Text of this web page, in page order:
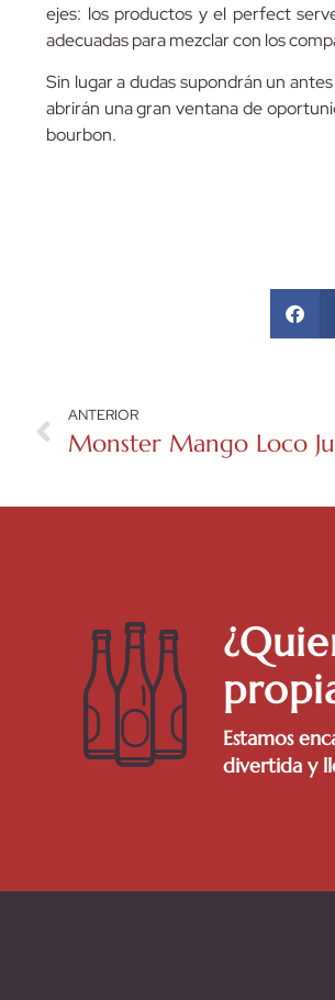
ejes: los productos y el perfect
adecuadas para mezclar con los
Sin lugar a dudas supondrán un
abrirán una gran ventana de
bourbon.
ANTERIOR
Monster Mango Loco
Estamos
divertida y